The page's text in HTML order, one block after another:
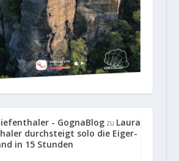
- GognaBlogzu Laura
durchsteigt solo die Eiger-
in 15 Stunden